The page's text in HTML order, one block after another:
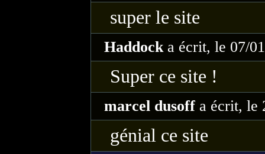
super le site
Haddocka écrit, le 07/
Super ce site !
marcel dusoff a écrit, le
génial ce site